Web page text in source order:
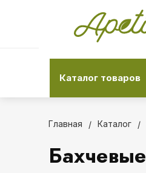
Каталог товаров
Главная Каталог
Бахчевые